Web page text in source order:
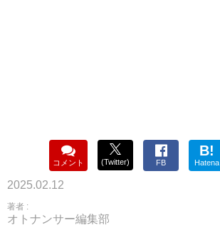
コメント (Twitter) FB
B!
Hatena
2025.02.12
著者 :
オトナンサー編集部